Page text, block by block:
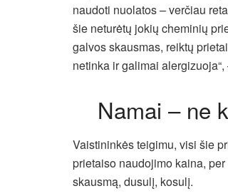
naudoti nuolatos – verčiau
šie neturėtų jokių cheminių
galvos skausmas, reiktų
netinka ir galimai
Namai – ne
Vaistininkės teigimu, visi šie
prietaiso naudojimo kaina,
skausmą, dusulį, kosulį.